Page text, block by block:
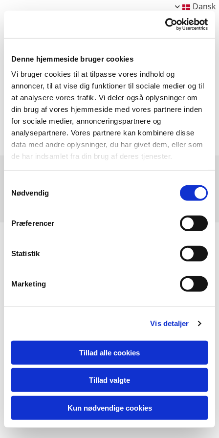
Denne hjemmeside bruger cookies
Vi bruger cookies til at tilpasse vores indhold og
annoncer, til at vise dig funktioner til sociale medier og til
at analysere vores trafik. Vi deler også oplysninger om
din brug af vores hjemmeside med vores partnere inden
for sociale medier, annonceringspartnere og
analysepartnere. Vores partnere kan kombinere disse
data med andre oplysninger, du har givet dem, eller som
de har indsamlet fra din brug af deres tjenester.
Nødvendig
Præferencer
Statistik
Marketing
Vis detaljer
Tillad alle cookies
Tillad valgte
Kun nødvendige cookies
Dansk
Her er de malerier, som du også kan se i
mit galleri i Roskilde efter aftale. Kontakt:
betmalling@gmail.com.